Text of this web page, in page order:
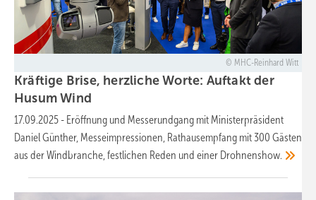
MHC-Reinhard Witt
Kräftige Brise, herzliche Worte: Auftakt der
HusumWind
17.09.2025 - Eröffnung und Messerundgang mit Ministerpräsident
Daniel Günther, Messeimpressionen, Rathausempfang mit 300 Gästen
aus der Windbranche, festlichen Reden und einer Drohnenshow.